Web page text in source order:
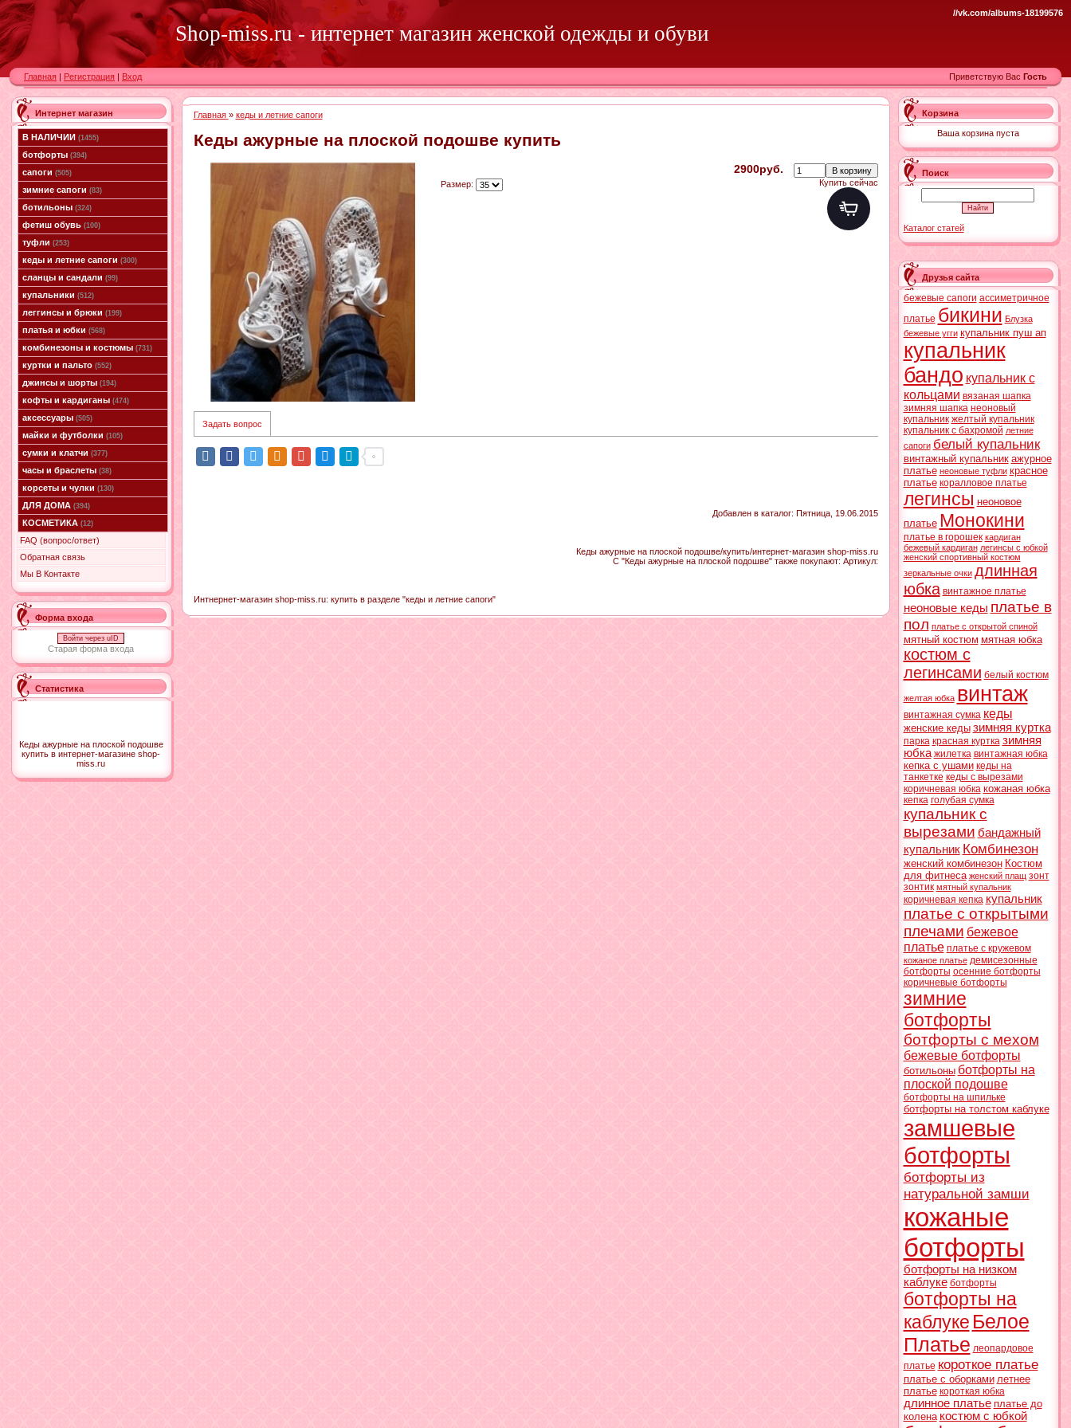
Shop-miss.ru - интернет магазин женской одежды и обуви
//vk.com/albums-18199576
Главная | Регистрация | Вход Приветствую Вас Гость
Интернет магазин
В НАЛИЧИИ(1455)
ботфорты(394)
сапоги(505)
зимние сапоги(83)
ботильоны(324)
фетиш обувь(100)
туфли(253)
кеды и летние сапоги(300)
сланцы и сандали(99)
купальники(512)
леггинсы и брюки(199)
платья и юбки(568)
комбинезоны и костюмы(731)
куртки и пальто(552)
джинсы и шорты(194)
кофты и кардиганы(474)
аксессуары(505)
майки и футболки(105)
сумки и клатчи(377)
часы и браслеты(38)
корсеты и чулки(130)
ДЛЯ ДОМА(394)
КОСМЕТИКА(12)
FAQ (вопрос/ответ)
Обратная связь
Мы В Контакте
Форма входа
Войти через uID
Старая форма входа
Статистика
Кеды ажурные на плоской подошве
купить в интернет-магазине shop-
miss.ru
Главная » кеды и летние сапоги
Кеды ажурные на плоской подошве купить
2900руб.
Размер: Купить сейчас
Задать вопрос
Добавлен в каталог: Пятница, 19.06.2015
Кеды ажурные на плоской подошве/купить/интернет-магазин shop-miss.ru
С "Кеды ажурные на плоской подошве" также покупают: Артикул:
Интнернет-магазин shop-miss.ru: купить в разделе "кеды и летние сапоги"
Корзина
Ваша корзина пуста
Поиск
Каталог статей
Друзья сайта
бежевые сапоги ассиметричное
платье бикини Блузка
бежевые угги купальник пуш ап
купальник
бандо купальник с
кольцами вязаная шапка
зимняя шапка неоновый
купальник желтый купальник
купальник с бахромой летние
сапоги белый купальник
винтажный купальник ажурное
платье неоновые туфли красное
платье коралловое платье
легинсы неоновое
платье Монокини
платье в горошек кардиган
бежевый кардиган легинсы с юбкой
женский спортивный костюм
зеркальные очки длинная
юбка винтажное платье
неоновые кеды платье в
пол платье с открытой спиной
мятный костюм мятная юбка
костюм с
легинсами белый костюм
желтая юбка винтаж
винтажная сумка кеды
женские кеды зимняя куртка
парка красная куртка зимняя
юбка жилетка винтажная юбка
кепка с ушами кеды на
танкетке кеды с вырезами
коричневая юбка кожаная юбка
кепка голубая сумка
купальник с
вырезами бандажный
купальник Комбинезон
женский комбинезон Костюм
для фитнеса женский плащ зонт
зонтик мятный купальник
коричневая кепка купальник
платье с открытыми
плечами бежевое
платье платье с кружевом
кожаное платье демисезонные
ботфорты осенние ботфорты
коричневые ботфорты
зимние
ботфорты
ботфорты с мехом
бежевые ботфорты
ботильоны ботфорты на
плоской подошве
ботфорты на шпильке
ботфорты на толстом каблуке
замшевые
ботфорты
ботфорты из
натуральной замши
кожаные
ботфорты
ботфорты на низком
каблуке ботфорты
ботфорты на
каблуке Белое
Платье леопардовое
платье короткое платье
платье с оборками летнее
платье короткая юбка
длинное платье платье до
колена костюм с юбкой